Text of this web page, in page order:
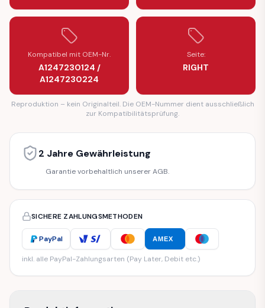
Kompatibel mit OEM-Nr.
A1247230124 /
A1247230224
Seite:
RIGHT
Reproduktion – kein Originalteil. Die OEM-Nummer dient ausschließlich
zur Kompatibilitätsprüfung.
2 Jahre Gewährleistung
Garantie vorbehaltlich unserer AGB.
SICHERE ZAHLUNGSMETHODEN
PayPal AMEX
inkl. alle PayPal-Zahlungsarten (Pay Later, Debit etc.)